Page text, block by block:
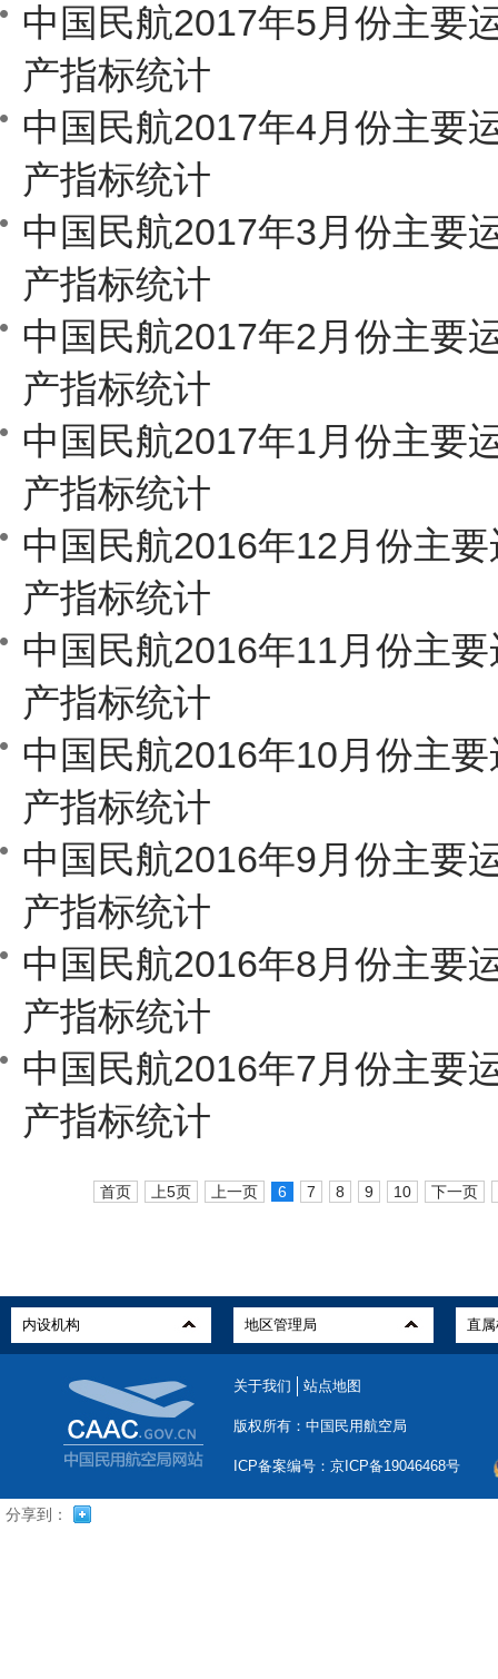
中国民航2017年5月份主要
产指标统计
中国民航2017年4月份主要
产指标统计
中国民航2017年3月份主要
产指标统计
中国民航2017年2月份主要
产指标统计
中国民航2017年1月份主要
产指标统计
中国民航2016年12月份主
产指标统计
中国民航2016年11月份主
产指标统计
中国民航2016年10月份主
产指标统计
中国民航2016年9月份主要
产指标统计
中国民航2016年8月份主要
产指标统计
中国民航2016年7月份主要
产指标统计
首页 上5页 上一页 6 7 8 9 10 下一页
关于我们 站点地图
版权所有：中国民用航空局
ICP备案编号：京ICP备19046468号
分享到：